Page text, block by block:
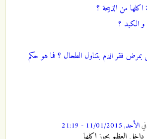
اكلها من الذبيحة ؟
و الكبد ؟
بمرض فقر الدم بتناول الطحال ؟ فما هو حكم
الأحد, 11/01/2015 - 21:19